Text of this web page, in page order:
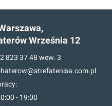
Września 12
823 37 48 wew. 3
- 19:00